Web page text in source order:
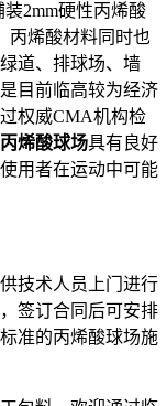
2mm硬性丙烯酸
丙烯酸材料同时也
道、排球场、墙
目前临高较为经济
权威CMA机构检
丙烯酸球场具有良好
用者在运动中可能
技术人员上门进行
签订合同后可安排
准的丙烯酸球场施